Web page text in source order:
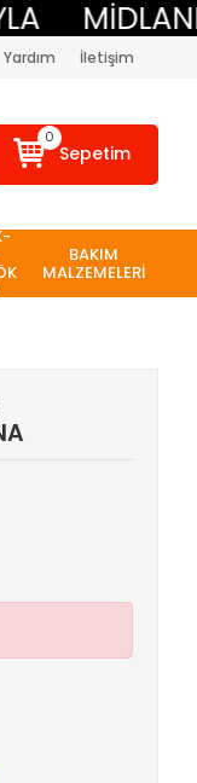
MİDLAND
Yardım İletişim
0
Sepetim
BAKIM
MALZEMELERİ